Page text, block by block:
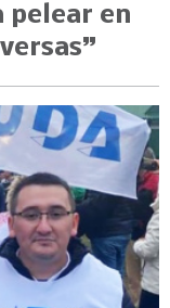
pelear en